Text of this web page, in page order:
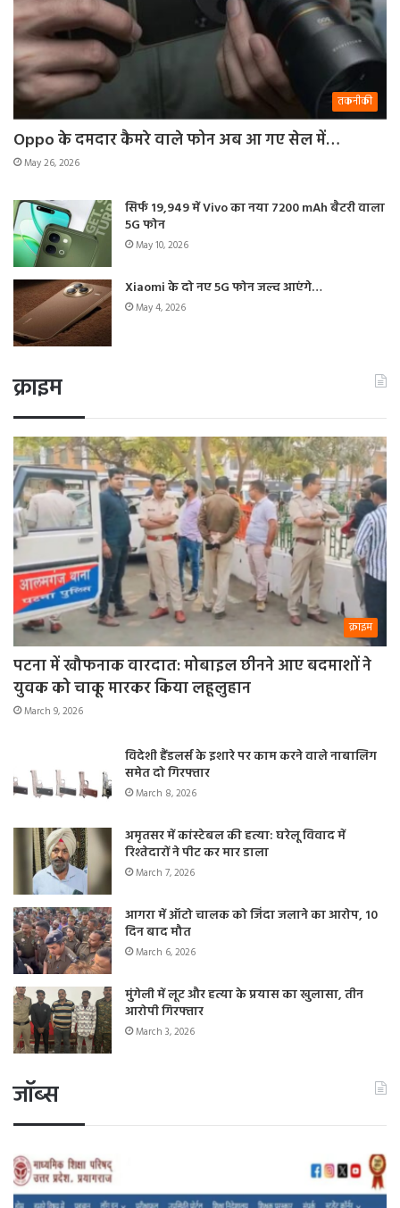
तकनीकी
Oppo के दमदार कैमरे वाले फोन अब आ गए सेल में…
May 26, 2026
सिर्फ 19,949 में Vivo का नया 7200 mAh बैटरी वाला
5G फोन
May 10, 2026
Xiaomi के दो नए 5G फोन जल्द आएंगे…
May 4, 2026
क्राइम
क्राइम
पटना में खौफनाक वारदात: मोबाइल छीनने आए बदमाशों ने
युवक को चाकू मारकर किया लहूलुहान
March 9, 2026
विदेशी हैंडलर्स के इशारे पर काम करने वाले नाबालिग
समेत दो गिरफ्तार
March 8, 2026
अमृतसर में कांस्टेबल की हत्या: घरेलू विवाद में
रिश्तेदारों ने पीट कर मार डाला
March 7, 2026
आगरा में ऑटो चालक को जिंदा जलाने का आरोप, 10
दिन बाद मौत
March 6, 2026
मुंगेली में लूट और हत्या के प्रयास का खुलासा, तीन
आरोपी गिरफ्तार
March 3, 2026
जॉब्स